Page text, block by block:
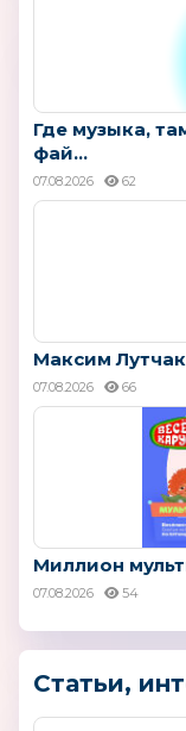
Где музыка,
фай...
07.08.2026 62
Максим
07.08.2026 66
Миллион
07.08.2026 54
Статьи,